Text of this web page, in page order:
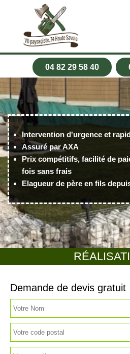
04 82 29 58 40
Intervention d'urgence et
Assuré par AXA
Prix compétitifs, facilité de
fois sans frais
Elagueur de père en fils
Demande de devis gratuit